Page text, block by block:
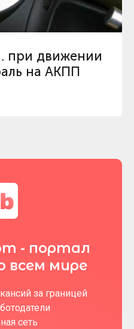
при движении
на АКПП
- портал
всем мире
за границей
сеть